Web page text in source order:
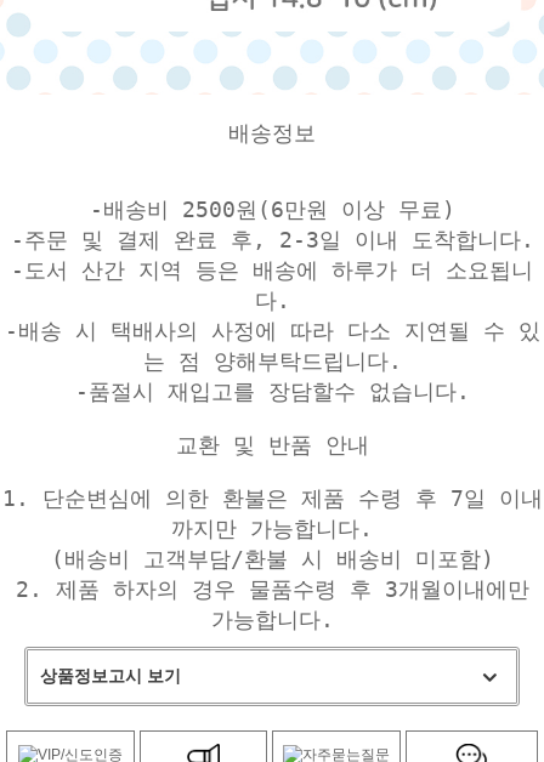
배송정보
-배송비 2500원(6만원 이상 무료)
-주문 및 결제 완료 후, 2-3일 이내 도착합니다.
-도서 산간 지역 등은 배송에 하루가 더 소요됩니
다.
-배송 시 택배사의 사정에 따라 다소 지연될 수 있
는 점 양해부탁드립니다.
-품절시 재입고를 장담할수 없습니다.
교환 및 반품 안내
1. 단순변심에 의한 환불은 제품 수령 후 7일 이내
까지만 가능합니다.
(배송비 고객부담/환불 시 배송비 미포함)
2. 제품 하자의 경우 물품수령 후 3개월이내에만
가능합니다.
상품정보고시 보기